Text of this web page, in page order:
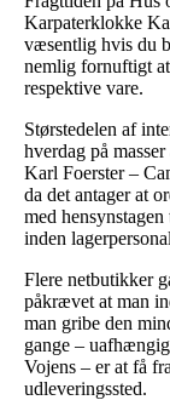
Karpaterklokke
væsentlig hvis du
nemlig fornuftigt
respektive vare.
Størstedelen af
hverdag på
Karl Foerster –
da det antager at
med
inden
Flere netbutikker
påkrævet at man
man gribe den
gange –
Vojens – er at få
udleveringssted.